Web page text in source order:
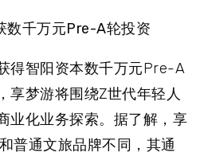
数千万元Pre-A轮投资
得智阳资本数千万元Pre-A
享梦游将围绕Z世代年轻人
业化业务探索。据了解，享
普通文旅品牌不同，其通